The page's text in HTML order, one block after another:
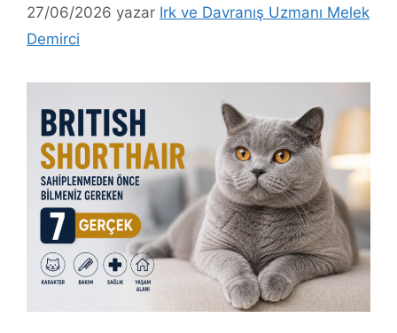
27/06/2026 yazar Irk ve Davranış Uzmanı Melek
Demirci